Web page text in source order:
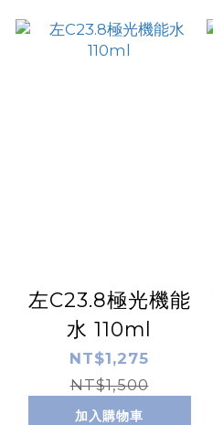
左C23.8極光機能
水 110ml
NT$1,275
NT$1,500
加入購物車